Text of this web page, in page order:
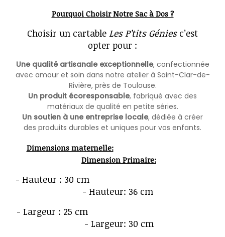
Pourquoi Choisir Notre Sac à Dos ?
Choisir un cartable Les P’tits Géniesc’est
opter pour :
Une qualité artisanale exceptionnelle, confectionnée
avec amour et soin dans notre atelier à Saint-Clar-de-
Rivière, près de Toulouse.
Un produit écoresponsable, fabriqué avec des
matériaux de qualité en petite séries.
Un soutien à une entreprise locale, dédiée à créer
des produits durables et uniques pour vos enfants.
Dimensions maternelle:
Dimension Primaire:
- Hauteur : 30 cm
- Hauteur: 36 cm
- Largeur : 25 cm
- Largeur: 30 cm